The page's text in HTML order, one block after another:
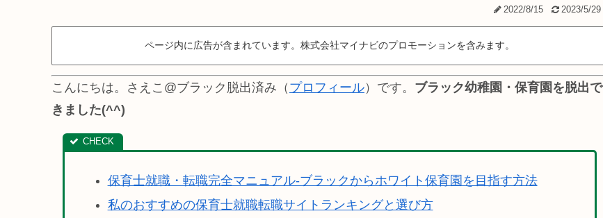
2022/8/15 2023/5/29
ページ内に広告が含まれています。株式会社マイナビのプロモーションを含みます。
こんにちは。さえこ@ブラック脱出済み（ プロフィール）です。 ブラック幼稚園・保育園を脱出で
きました(^^)
保育士就職・転職完全マニュアル-ブラックからホワイト保育園を目指す方法
私のおすすめの保育士就職転職サイトランキングと選び方